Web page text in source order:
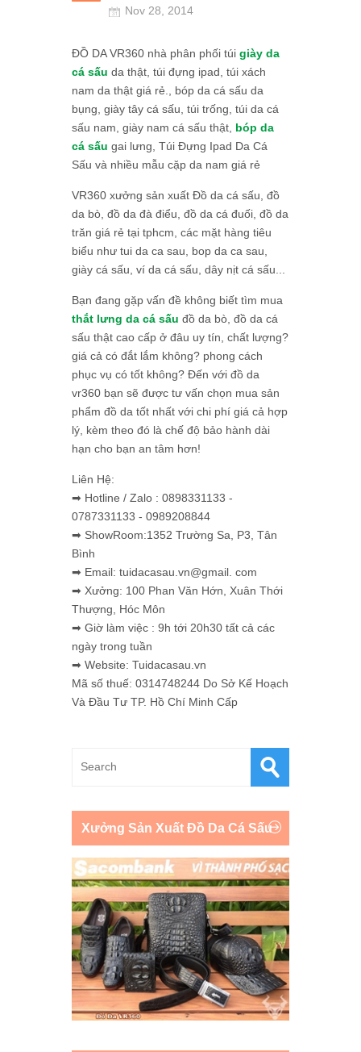
Nov 28, 2014
ĐỒ DA VR360 nhà phân phối túi giày da
cá sấu da thật, túi đựng ipad, túi xách
nam da thật giá rẻ., bóp da cá sấu da
bụng, giày tây cá sấu, túi trống, túi da cá
sấu nam, giày nam cá sấu thật, bóp da
cá sấu gai lưng, Túi Đựng Ipad Da Cá
Sấu và nhiều mẫu cặp da nam giá rẻ
VR360 xưởng sản xuất Đồ da cá sấu, đồ
da bò, đồ da đà điểu, đồ da cá đuối, đồ da
trăn giá rẻ tại tphcm, các mặt hàng tiêu
biểu như tui da ca sau, bop da ca sau,
giày cá sấu, ví da cá sấu, dây nịt cá sấu...
Bạn đang gặp vấn đề không biết tìm mua
thắt lưng da cá sấu đồ da bò, đồ da cá
sấu thật cao cấp ở đâu uy tín, chất lượng?
giá cả có đắt lắm không? phong cách
phục vụ có tốt không? Đến với đồ da
vr360 bạn sẽ được tư vấn chọn mua sản
phẩm đồ da tốt nhất với chi phí giá cả hợp
lý, kèm theo đó là chế độ bảo hành dài
hạn cho bạn an tâm hơn!
Liên Hệ:
➡ Hotline / Zalo : 0898331133 -
0787331133 - 0989208844
➡ ShowRoom:1352 Trường Sa, P3, Tân
Bình
➡ Email: tuidacasau.vn@gmail. com
➡ Xưởng: 100 Phan Văn Hớn, Xuân Thới
Thượng, Hóc Môn
➡ Giờ làm việc : 9h tới 20h30 tất cả các
ngày trong tuần
➡ Website: Tuidacasau.vn
Mã số thuế: 0314748244 Do Sở Kế Hoạch
Và Đầu Tư TP. Hồ Chí Minh Cấp
Xưởng Sản Xuất Đồ Da Cá Sấu